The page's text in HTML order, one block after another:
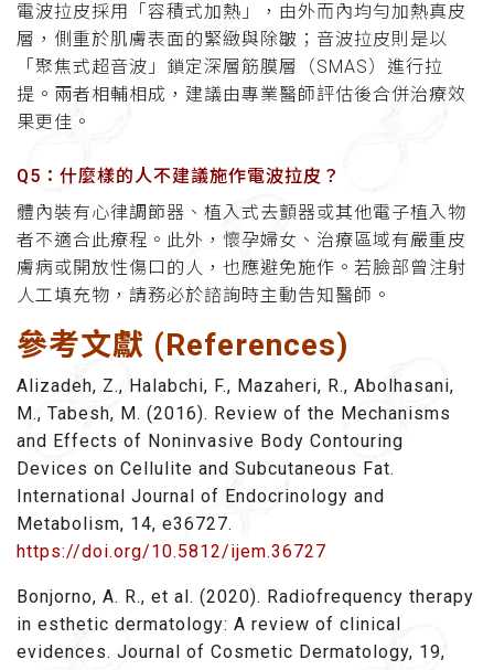
電波拉皮採用「容積式加熱」，由外而內均勻加熱真皮
層，側重於肌膚表面的緊緻與除皺；音波拉皮則是以
「聚焦式超音波」鎖定深層筋膜層（SMAS）進行拉
提。兩者相輔相成，建議由專業醫師評估後合併治療效
果更佳。
Q5：什麼樣的人不建議施作電波拉皮？
體內裝有心律調節器、植入式去顫器或其他電子植入物
者不適合此療程。此外，懷孕婦女、治療區域有嚴重皮
膚病或開放性傷口的人，也應避免施作。若臉部曾注射
人工填充物，請務必於諮詢時主動告知醫師。
參考文獻 (References)
Alizadeh, Z., Halabchi, F., Mazaheri, R., Abolhasani,
M., Tabesh, M. (2016). Review of the Mechanisms
and Effects of Noninvasive Body Contouring
Devices on Cellulite and Subcutaneous Fat.
International Journal of Endocrinology and
Metabolism, 14, e36727.
https://doi.org/10.5812/ijem.36727
Bonjorno, A. R., et al. (2020). Radiofrequency therapy
in esthetic dermatology: A review of clinical
evidences. Journal of Cosmetic Dermatology, 19,